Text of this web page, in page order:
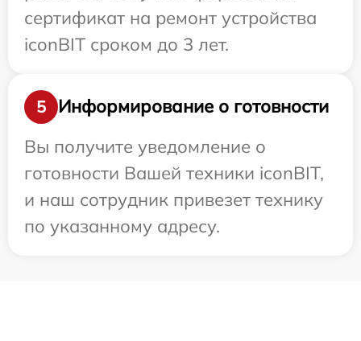
сертификат на ремонт устройства
iconBIT сроком до 3 лет.
5
Информирование о готовности
Вы получите уведомление о
готовности Вашей техники iconBIT,
и наш сотрудник привезет технику
по указанному адресу.